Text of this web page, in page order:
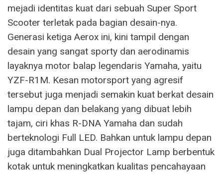
mejadi identitas kuat dari sebuah Super Sport
Scooter terletak pada bagian desain-nya.
Generasi ketiga Aerox ini, kini tampil dengan
desain yang sangat sporty dan aerodinamis
layaknya motor balap legendaris Yamaha, yaitu
YZF-R1M. Kesan motorsport yang agresif
tersebut juga menjadi semakin kuat berkat desain
lampu depan dan belakang yang dibuat lebih
tajam, ciri khas R-DNA Yamaha dan sudah
berteknologi Full LED. Bahkan untuk lampu depan
juga ditambahkan Dual Projector Lamp berbentuk
kotak untuk meningkatkan kualitas pencahayaan